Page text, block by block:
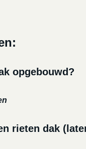
opgebouwd?
rieten dak